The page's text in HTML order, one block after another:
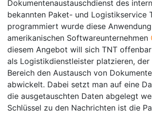
Dokumentenaustauschdienst des
bekannten Paket- und Logistikservice
programmiert wurde diese
amerikanischen Softwareunternehmen
diesem Angebot will sich TNT
als Logistikdienstleister platzieren, der
Bereich den Austausch von
abwickelt. Dabei setzt man auf eine
die ausgetauschten Daten abgelegt
Schlüssel zu den Nachrichten ist die